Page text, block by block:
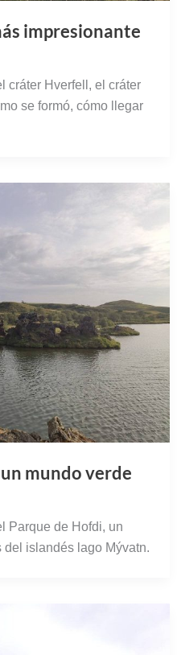
impresionante
cráter Hverfell, el cráter
se formó, cómo llegar
mundo verde
Parque de Hofdi, un
islandés lago Mývatn.